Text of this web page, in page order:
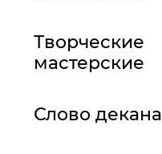
Творческие
мастерские
Слово декана